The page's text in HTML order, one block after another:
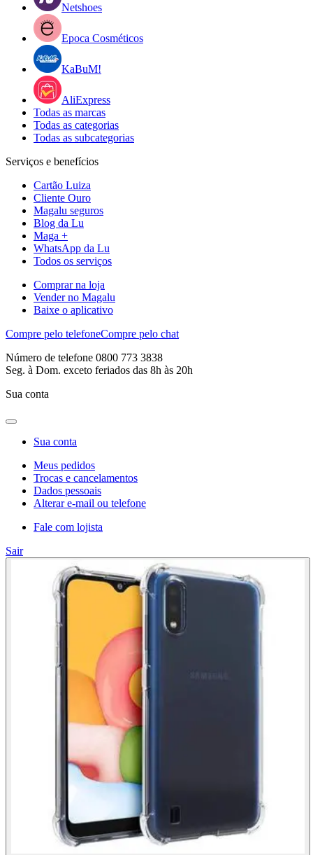
Netshoes
Epoca Cosméticos
KaBuM!
AliExpress
Todas as marcas
Todas as categorias
Todas as subcategorias
Serviços e benefícios
Cartão Luiza
Cliente Ouro
Magalu seguros
Blog da Lu
Maga +
WhatsApp da Lu
Todos os serviços
Comprar na loja
Vender no Magalu
Baixe o aplicativo
Compre pelo telefoneCompre pelo chat
Número de telefone 0800 773 3838
Seg. à Dom. exceto feriados das 8h às 20h
Sua conta
Sua conta
Meus pedidos
Trocas e cancelamentos
Dados pessoais
Alterar e-mail ou telefone
Fale com lojista
Sair